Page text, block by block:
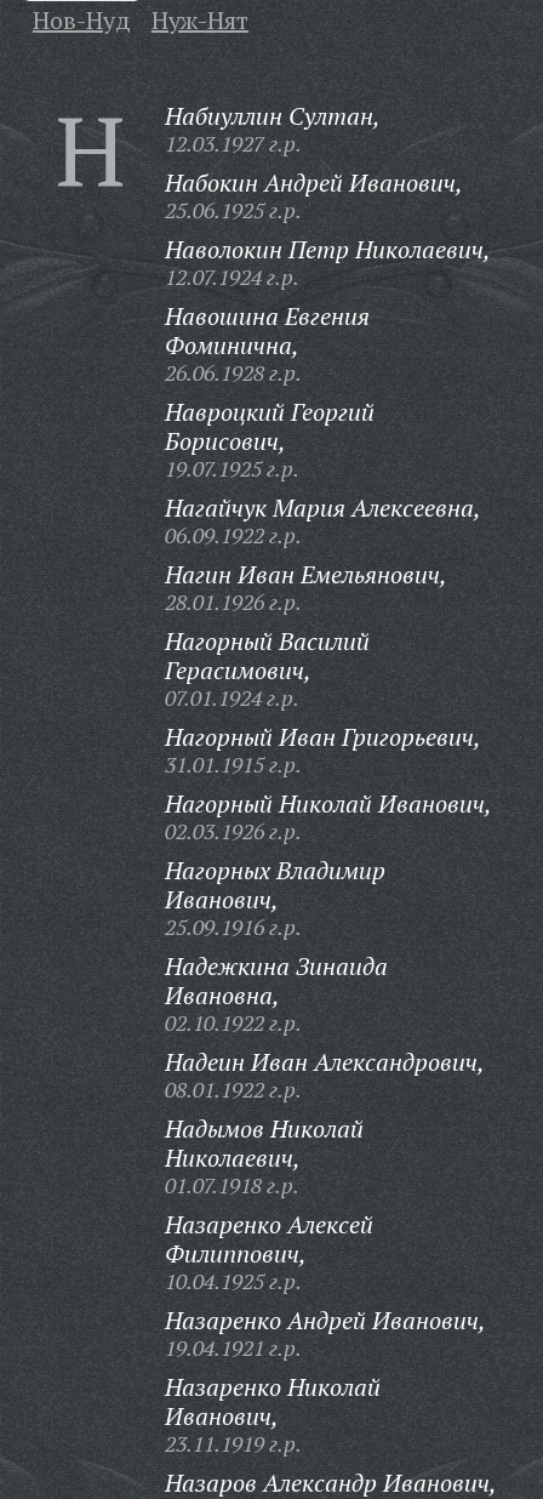
Нов-Нуд
Нуж-Нят
Н Набиуллин Султан,
12.03.1927 г.р.
Набокин Андрей Иванович,
25.06.1925 г.р.
Наволокин Петр Николаевич,
12.07.1924 г.р.
Навошина Евгения
Фоминична,
26.06.1928 г.р.
Навроцкий Георгий
Борисович,
19.07.1925 г.р.
Нагайчук Мария Алексеевна,
06.09.1922 г.р.
Нагин Иван Емельянович,
28.01.1926 г.р.
Нагорный Василий
Герасимович,
07.01.1924 г.р.
Нагорный Иван Григорьевич,
31.01.1915 г.р.
Нагорный Николай Иванович,
02.03.1926 г.р.
Нагорных Владимир
Иванович,
25.09.1916 г.р.
Надежкина Зинаида
Ивановна,
02.10.1922 г.р.
Надеин Иван Александрович,
08.01.1922 г.р.
Надымов Николай
Николаевич,
01.07.1918 г.р.
Назаренко Алексей
Филиппович,
10.04.1925 г.р.
Назаренко Андрей Иванович,
19.04.1921 г.р.
Назаренко Николай
Иванович,
23.11.1919 г.р.
Назаров Александр Иванович,